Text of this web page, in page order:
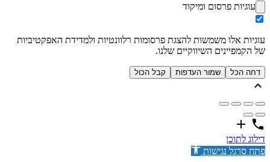
עוגיות פרסום ומיקוד
עוגיות אלו משמשות להצגת פרסומות רלוונטיות ולמדידת האפקטיביות
של הקמפיינים השיווקיים שלנו.
דחה הכל שמור העדפות קבל הכול
דילוג לתוכן
פתח סרגל נגישות